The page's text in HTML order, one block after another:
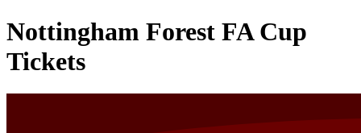
Nottingham Forest FA Cup
Tickets